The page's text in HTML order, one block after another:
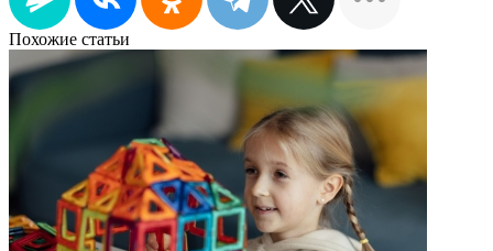
Похожие статьи